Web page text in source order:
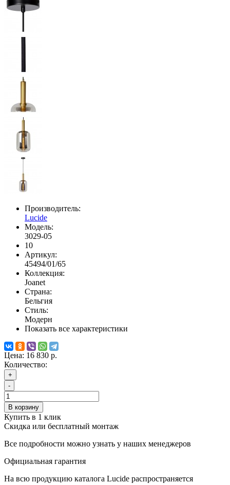
Производитель:
Lucide
Модель:
3029-05
10
Артикул:
45494/01/65
Коллекция:
Joanet
Страна:
Бельгия
Стиль:
Модерн
Показать все характеристики
Цена: 16 830 р.
Количество:
+
-
В корзину
Купить в 1 клик
Скидка или бесплатный монтаж
Все подробности можно узнать у наших менеджеров
Официальная гарантия
На всю продукцию каталога Lucide распространяется